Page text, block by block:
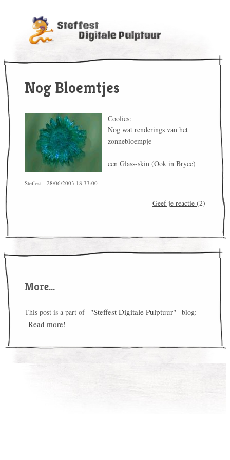
Nog Bloemtjes
Coolies:
Nog wat renderings van het
zonnebloempje
een Glass-skin (Ook in Bryce)
Steffest - 28/06/2003 18:33:00
Geef je reactie (2)
More...
This post is a part of "Steffest Digitale Pulptuur" blog:
Read more!